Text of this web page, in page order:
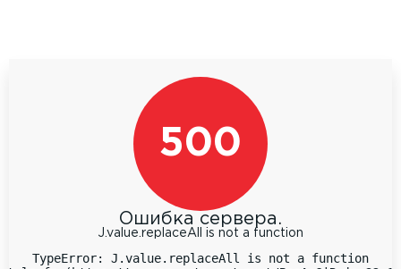
500
Ошибка сервера.
J.value.replaceAll is not a function
TypeError: J.value.replaceAll is not a function